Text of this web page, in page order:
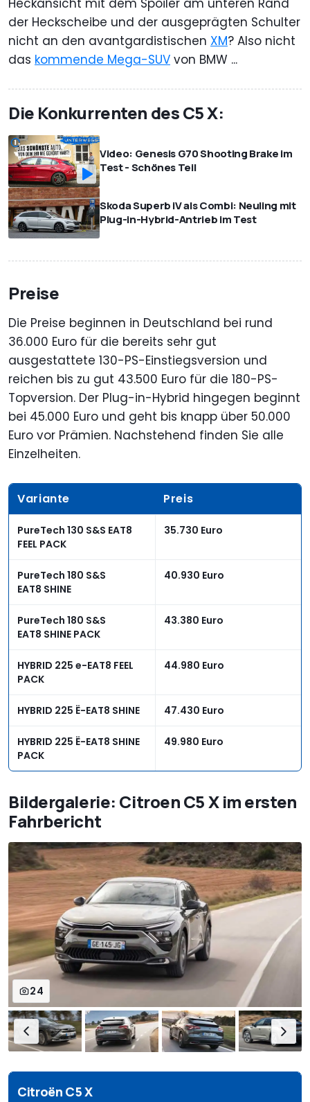
Heckansicht mit dem Spoiler am unteren Rand
der Heckscheibe und der ausgeprägten Schulter
nicht an den avantgardistischen XM? Also nicht
das kommende Mega-SUV von BMW ...
Die Konkurrenten des C5 X:
Video: Genesis G70 Shooting Brake im
Test - Schönes Teil
Skoda Superb iV als Combi: Neuling mit
Plug-in-Hybrid-Antrieb im Test
Preise
Die Preise beginnen in Deutschland bei rund
36.000 Euro für die bereits sehr gut
ausgestattete 130-PS-Einstiegsversion und
reichen bis zu gut 43.500 Euro für die 180-PS-
Topversion. Der Plug-in-Hybrid hingegen beginnt
bei 45.000 Euro und geht bis knapp über 50.000
Euro vor Prämien. Nachstehend finden Sie alle
Einzelheiten.
Variante Preis
PureTech 130 S&S EAT8
FEEL PACK
35.730 Euro
PureTech 180 S&S
EAT8 SHINE
40.930 Euro
PureTech 180 S&S
EAT8 SHINE PACK
43.380 Euro
HYBRID 225 e-EAT8 FEEL
PACK
44.980 Euro
HYBRID 225 Ë-EAT8 SHINE 47.430 Euro
HYBRID 225 Ë-EAT8 SHINE
PACK
49.980 Euro
Bildergalerie: Citroen C5 X im ersten
Fahrbericht
24
Citroën C5 X